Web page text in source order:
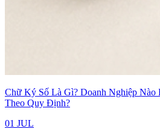
Chữ Ký Số Là Gì? Doanh Nghiệp Nào
Theo Quy Định?
01 JUL